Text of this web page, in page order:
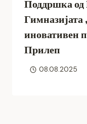
Поддршка од
иновативен
Прилеп
08.08.2025